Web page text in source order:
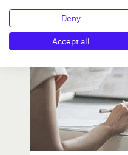
N°18777
Deny
Accept all